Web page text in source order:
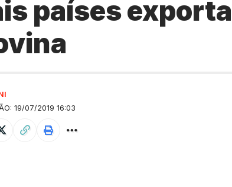
países
19/07/2019 16:03